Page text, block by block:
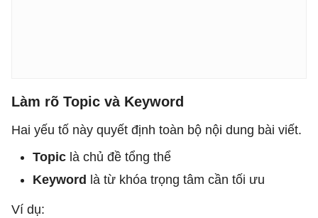
Làm rõ Topic và Keyword
Hai yếu tố này quyết định toàn bộ nội dung bài viết.
Topic là chủ đề tổng thể
Keyword là từ khóa trọng tâm cần tối ưu
Ví dụ: